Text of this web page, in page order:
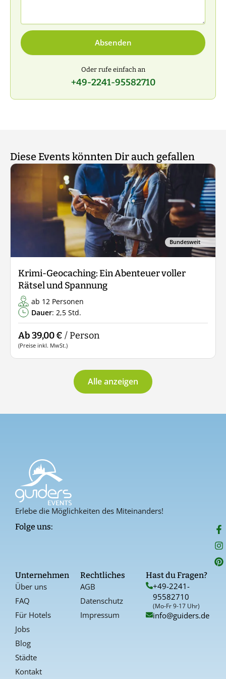
Absenden
Oder rufe einfach an
+49-2241-95582710
Diese Events könnten Dir auch gefallen
Bundesweit
Krimi-Geocaching: Ein Abenteuer voller
Rätsel und Spannung
ab 12 Personen
Dauer: 2,5 Std.
Ab 39,00 € / Person
(Preise inkl. MwSt.)
Alle anzeigen
Erlebe die Möglichkeiten des Miteinanders!
Folge uns: F
a
c
e
b
I
n
s
t
a
P
i
n
t
e
Unternehmen
Über uns
FAQ
Für Hotels
Jobs
Blog
Städte
Kontakt
Rechtliches
AGB
Datenschutz
Impressum
Hast du Fragen?
+49-2241-
95582710
(Mo-Fr 9-17 Uhr)
info@guiders.de